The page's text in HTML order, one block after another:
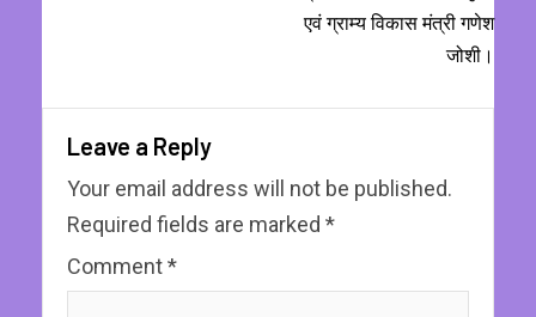
एवं ग्राम्य विकास मंत्री गणेश
जोशी।
Leave a Reply
Your email address will not be published.
Required fields are marked *
Comment*